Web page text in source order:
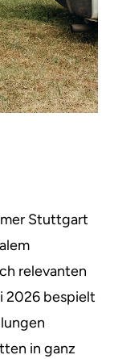
Stuttgart
relevanten
2026 bespielt
in ganz